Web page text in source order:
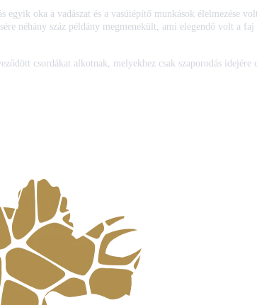
oka a vadászat és a vasútépítő munkások élelmezése
néhány száz példány megmenekült, ami elegendő volt a
csordákat alkotnak, melyekhez csak szaporodás idejére